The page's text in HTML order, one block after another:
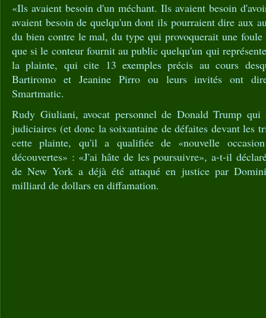
«Ils avaient besoin d'un méchant. Ils avaient besoin
avaient besoin de quelqu'un dont ils pourraient dire aux
du bien contre le mal, du type qui provoquerait une
que si le conteur fournit au public quelqu'un qui
la plainte, qui cite 13 exemples précis au cours
Bartiromo et Jeanine Pirro ou leurs invités ont
Smartmatic.
Rudy Giuliani, avocat personnel de Donald Trump qui
judiciaires (et donc la soixantaine de défaites devant les
cette plainte, qu'il a qualifiée de «nouvelle
découvertes» : «J'ai hâte de les poursuivre», a-t-il
de New York a déjà été attaqué en justice par
milliard de dollars en diffamation.